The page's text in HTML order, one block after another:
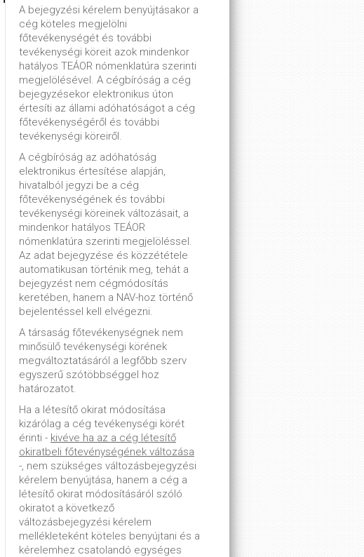
A bejegyzési kérelem benyújtásakor a
cég köteles megjelölni
főtevékenységét és további
tevékenységi köreit azok mindenkor
hatályos TEÁOR nómenklatúra szerinti
megjelölésével. A cégbíróság a cég
bejegyzésekor elektronikus úton
értesíti az állami adóhatóságot a cég
főtevékenységéről és további
tevékenységi köreiről.
A cégbíróság az adóhatóság
elektronikus értesítése alapján,
hivatalból jegyzi be a cég
főtevékenységének és további
tevékenységi köreinek változásait, a
mindenkor hatályos TEÁOR
nómenklatúra szerinti megjelöléssel.
Az adat bejegyzése és közzététele
automatikusan történik meg, tehát a
bejegyzést nem cégmódosítás
keretében, hanem a NAV-hoz történő
bejelentéssel kell elvégezni.
A társaság főtevékenységnek nem
minősülő tevékenységi körének
megváltoztatásáról a legfőbb szerv
egyszerű szótöbbséggel hoz
határozatot.
Ha a létesítő okirat módosítása
kizárólag a cég tevékenységi körét
érinti - kivéve ha az a cég létesítő
okiratbeli főtevénységének változása
-, nem szükséges változásbejegyzési
kérelem benyújtása, hanem a cég a
létesítő okirat módosításáról szóló
okiratot a következő
változásbejegyzési kérelem
mellékleteként köteles benyújtani és a
kérelemhez csatolandó egységes